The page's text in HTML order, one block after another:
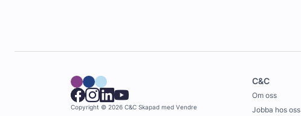
Copyright © 2026 C&C Skapad med Vendre
C&C
Om oss
Jobba hos oss